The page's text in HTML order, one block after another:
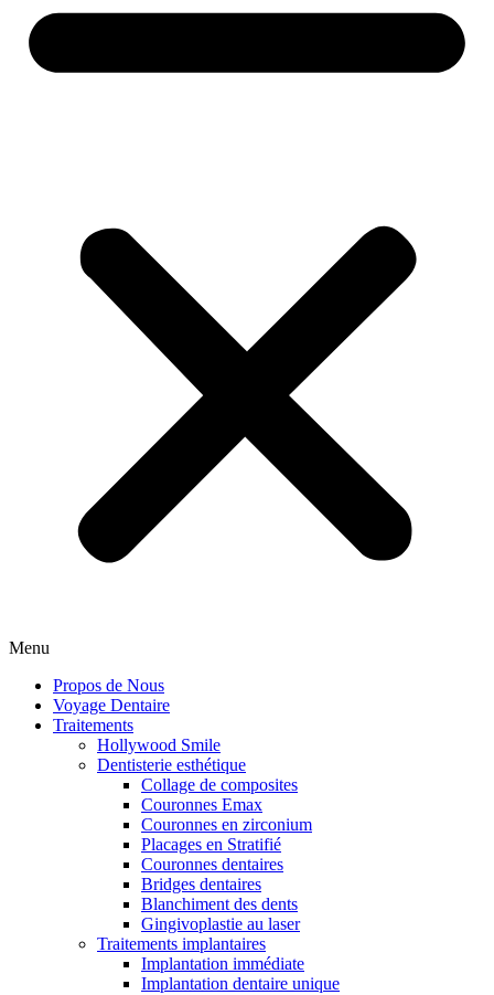
Menu
Propos de Nous
Voyage Dentaire
Traitements
Hollywood Smile
Dentisterie esthétique
Collage de composites
Couronnes Emax
Couronnes en zirconium
Placages en Stratifié
Couronnes dentaires
Bridges dentaires
Blanchiment des dents
Gingivoplastie au laser
Traitements implantaires
Implantation immédiate
Implantation dentaire unique